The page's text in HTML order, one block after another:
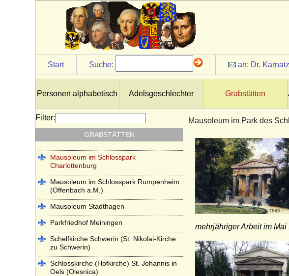
Start Suche: an: Dr. Karnatz
Personen alphabetisch Adelsgeschlechter Grabstätten
Mausoleum im Park des
mehrjähriger Arbeit im
Filter:
GRABSTÄTTEN
Kloster Altzella bei Nossen
Kloster Arnsburg (bei Lich in Hessen)
Kloster Chorin
Heilsbronn)
Lambertikirche in Aurich
Marienkirche Hanau (ehemals Reformierte
Kirche Hanau)
Martinskirche Kassel
Mausoleum im Schlosspark
Charlottenburg
Mausoleum im Schlosspark Rumpenheim
(Offenbach a.M.)
Mausoleum Stadthagen
Parkfriedhof Meiningen
Schelfkirche Schwerin (St. Nikolai-Kirche
zu Schwerin)
Schlosskirche (Hofkirche) St. Johannis in
Oels (Olesnica)